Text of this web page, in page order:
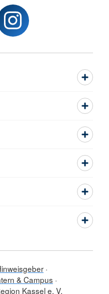
& Campus
Kassel e. V.